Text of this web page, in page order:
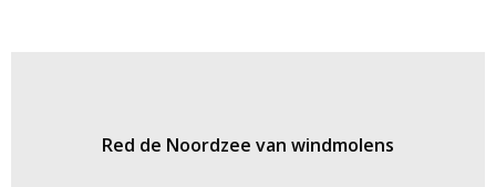
Red de Noordzee van windmolens